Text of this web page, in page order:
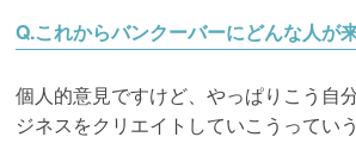
Q.これからバンクーバーにどんな人が
個人的意見ですけど、やっぱりこう自
ジネスをクリエイトしていこうってい